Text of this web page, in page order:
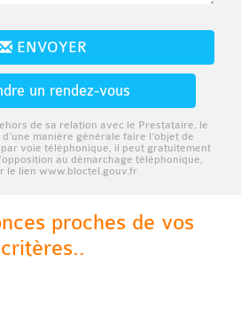
ENVOYER
un rendez-vous
de sa relation avec le Prestataire, le
manière générale faire l’objet de
voie téléphonique, il peut gratuitement
au démarchage téléphonique,
le lien www.bloctel.gouv.fr
proches de vos
critères..